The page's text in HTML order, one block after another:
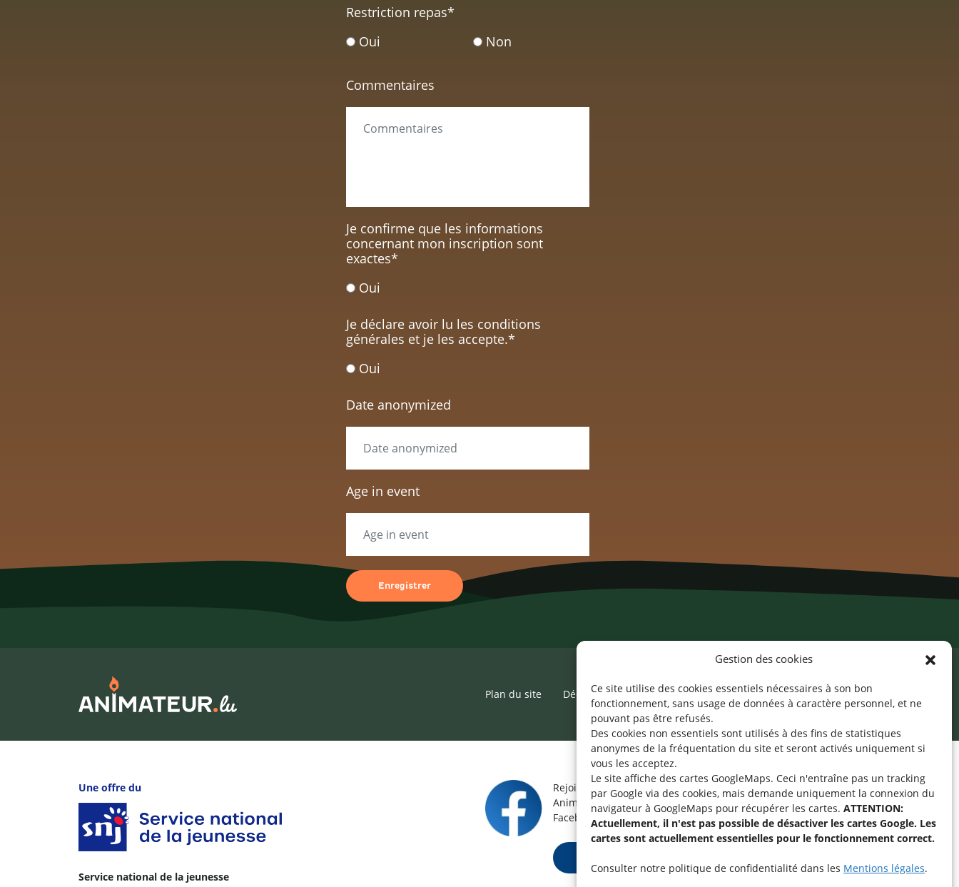
Gestion des cookies
Ce site utilise des cookies essentiels nécessaires à son bon
fonctionnement, sans usage de données à caractère personnel, et ne
pouvant pas être refusés.
Des cookies non essentiels sont utilisés à des fins de statistiques
anonymes de la fréquentation du site et seront activés uniquement si
vous les acceptez.
Le site affiche des cartes GoogleMaps. Ceci n'entraîne pas un tracking
par Google via des cookies, mais demande uniquement la connexion du
navigateur à GoogleMaps pour récupérer les cartes. ATTENTION:
Actuellement, il n'est pas possible de désactiver les cartes Google. Les
cartes sont actuellement essentielles pour le fonctionnement correct.
Consulter notre politique de confidentialité dans les Mentions légales.
Restriction repas*
Oui
Non
Commentaires
Je confirme que les informations
concernant mon inscription sont
exactes*
Oui
Je déclare avoir lu les conditions
générales et je les accepte.*
Oui
Date anonymized
Age in event
Plan du site Déclaration d’accessibilité Mentions légales ©2026 SNJ
Une offre du
Service national de la jeunesse
Rejoignez le groupe « Aide-Animateur /
Animateur / Aide-Technique » sur
Facebook.